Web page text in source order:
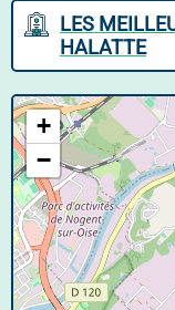
LES
HALATTE
+
−